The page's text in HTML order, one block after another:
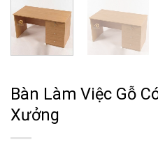
Bàn Làm Việc Gỗ
Xưởng